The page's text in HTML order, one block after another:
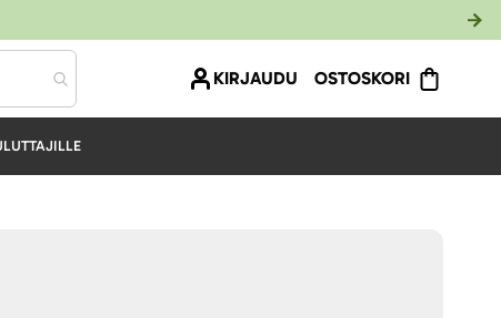
KIRJAUDU OSTOSKORI